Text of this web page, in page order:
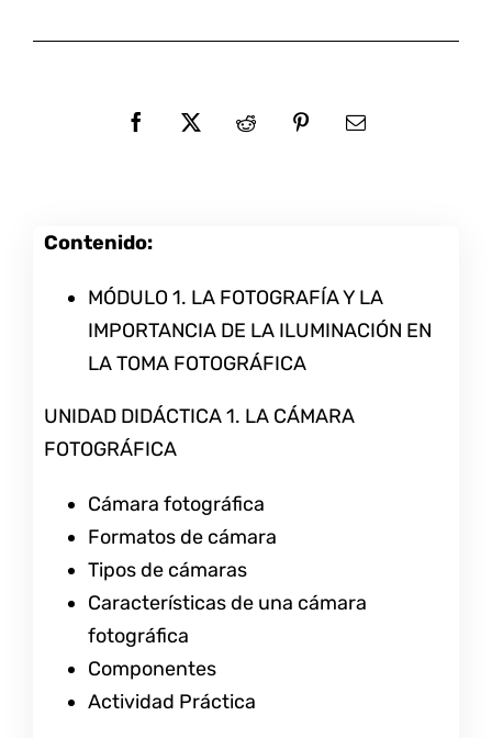
Contenido:
MÓDULO 1. LA FOTOGRAFÍA Y LA
IMPORTANCIA DE LA ILUMINACIÓN EN
LA TOMA FOTOGRÁFICA
UNIDAD DIDÁCTICA 1. LA CÁMARA
FOTOGRÁFICA
Cámara fotográfica
Formatos de cámara
Tipos de cámaras
Características de una cámara
fotográfica
Componentes
Actividad Práctica